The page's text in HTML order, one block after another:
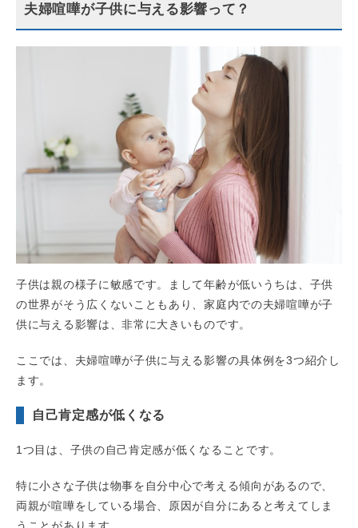
夫婦喧嘩が子供に与える影響って？
子供は親の様子に敏感です。まして年齢が低いうちは、子供
の世界がそう広くないこともあり、家庭内での夫婦喧嘩が子
供に与える影響は、非常に大きいものです。
ここでは、夫婦喧嘩が子供に与える影響の具体例を3つ紹介し
ます。
自己肯定感が低くなる
1つ目は、子供の自己肯定感が低くなることです。
特に小さな子供は物事を自分中心で考える傾向があるので、
両親が喧嘩をしている場合、原因が自分にあると考えてしま